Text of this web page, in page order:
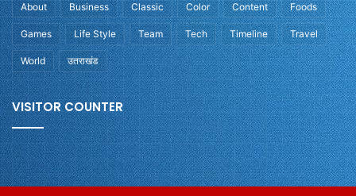
About Business Classic Color Content Foods
Games Life Style Team Tech Timeline Travel
World उतराखंड
VISITOR COUNTER